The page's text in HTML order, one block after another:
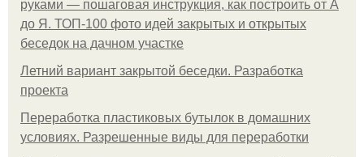
руками — пошаговая инструкция, как построить от А
до Я. ТОП-100 фото идей закрытых и открытых
беседок на дачном участке
Летний вариант закрытой беседки. Разработка
проекта
Переработка пластиковых бутылок в домашних
условиях. Разрешенные виды для переработки